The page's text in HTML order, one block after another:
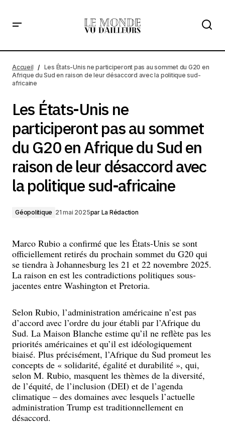
Afrique du Sud en raison de leur désaccord avec la
politique sud-africaine
Accueil
Les États-Unis ne participeront pas au sommet du G20 en
Afrique du Sud en raison de leur désaccord avec la politique sud-
africaine
Les États-Unis ne
participeront pas au sommet
du G20 en Afrique du Sud en
raison de leur désaccord avec
la politique sud-africaine
Géopolitique 21 mai 2025par La Rédaction
Marco Rubio a confirmé que les États-Unis se sont
officiellement retirés du prochain sommet du G20 qui
se tiendra à Johannesburg les 21 et 22 novembre 2025.
La raison en est les contradictions politiques sous-
jacentes entre Washington et Pretoria.
Selon Rubio, l’administration américaine n’est pas
d’accord avec l’ordre du jour établi par l’Afrique du
Sud. La Maison Blanche estime qu’il ne reflète pas les
priorités américaines et qu’il est idéologiquement
biaisé. Plus précisément, l’Afrique du Sud promeut les
concepts de « solidarité, égalité et durabilité », qui,
selon M. Rubio, masquent les thèmes de la diversité,
de l’équité, de l’inclusion (DEI) et de l’agenda
climatique – des domaines avec lesquels l’actuelle
administration Trump est traditionnellement en
désaccord.